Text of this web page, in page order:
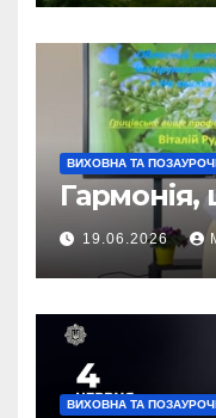
ВИХОВНА ТА
Гармонія,
19.06.2026
ВИХОВНА ТА